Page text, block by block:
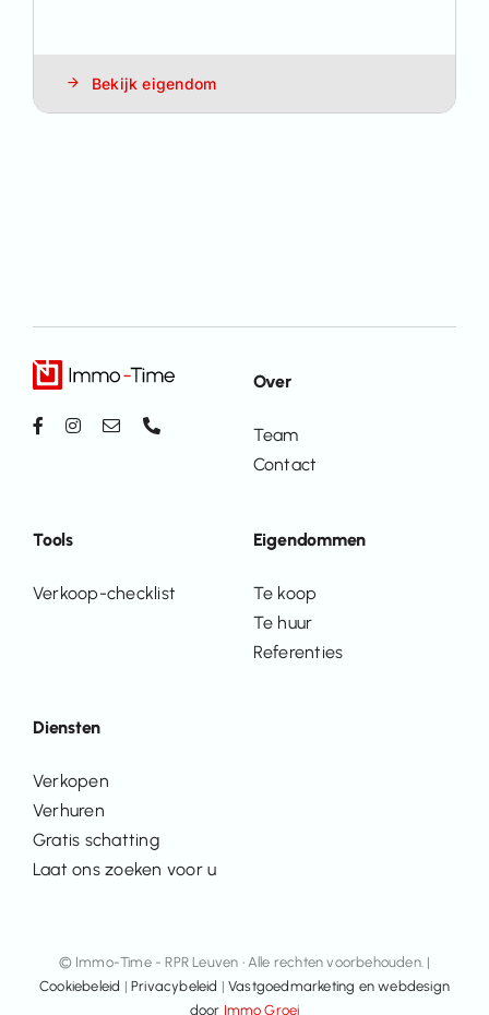
Bekijk eigendom
Diensten
Verkopen
Verhuren
Gratis schatting
Laat ons zoeken voor u
Eigendommen
Te koop
Te huur
Referenties
Over
Team
Contact
Tools
Verkoop-checklist
© Immo-Time - RPR Leuven • Alle rechten voorbehouden. |
Cookiebeleid | Privacybeleid |Vastgoedmarketing en webdesign
door Immo Groei